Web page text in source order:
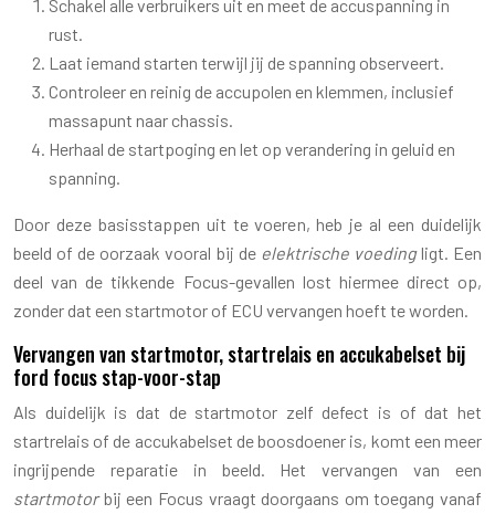
Schakel alle verbruikers uit en meet de accuspanning in
rust.
Laat iemand starten terwijl jij de spanning observeert.
Controleer en reinig de accupolen en klemmen, inclusief
massapunt naar chassis.
Herhaal de startpoging en let op verandering in geluid en
spanning.
Door deze basisstappen uit te voeren, heb je al een duidelijk
beeld of de oorzaak vooral bij de elektrische voedingligt. Een
deel van de tikkende Focus-gevallen lost hiermee direct op,
zonder dat een startmotor of ECU vervangen hoeft te worden.
Vervangen van startmotor, startrelais en accukabelset bij
ford focus stap-voor-stap
Als duidelijk is dat de startmotor zelf defect is of dat het
startrelais of de accukabelset de boosdoener is, komt een meer
ingrijpende reparatie in beeld. Het vervangen van een
startmotorbij een Focus vraagt doorgaans om toegang vanaf